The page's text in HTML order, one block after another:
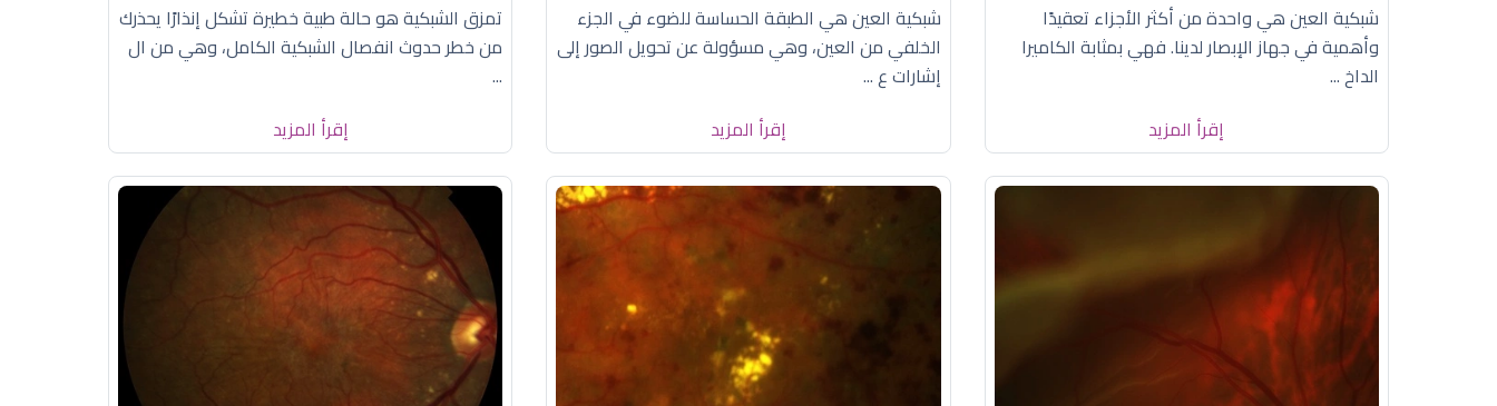
شبكية العين هي واحدة من أكثر الأجزاء تعقيدًا
وأهمية في جهاز الإبصار لدينا. فهي بمثابة الكاميرا
الداخ ...
إقرأ المزيد
شبكية العين هي الطبقة الحساسة للضوء في الجزء
الخلفي من العين، وهي مسؤولة عن تحويل الصور إلى
إشارات ع ...
إقرأ المزيد
تمزق الشبكية هو حالة طبية خطيرة تشكل إنذارًا يحذرك
من خطر حدوث انفصال الشبكية الكامل، وهي من ال
...
إقرأ المزيد